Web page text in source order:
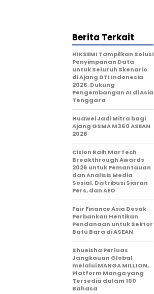
Berita Terkait
HIKSEMI Tampilkan Solusi
Penyimpanan Data
untuk Seluruh Skenario
di Ajang DTI Indonesia
2026, Dukung
Pengembangan AI di Asia
Tenggara
Huawei Jadi Mitra bagi
Ajang GSMA M360 ASEAN
2026
Cision Raih MarTech
Breakthrough Awards
2026 untuk Pemantauan
dan Analisis Media
Sosial, Distribusi Siaran
Pers, dan AEO
Fair Finance Asia Desak
Perbankan Hentikan
Pendanaan untuk Sektor
Batu Bara di ASEAN
Shueisha Perluas
Jangkauan Global
melalui MANGA MILLION,
Platform Manga yang
Tersedia dalam 100
Bahasa